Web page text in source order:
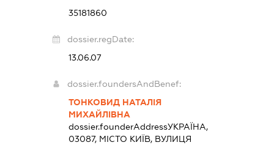
35181860
dossier.regDate:
13.06.07
dossier.foundersAndBenef:
ТОНКОВИД НАТАЛІЯ
МИХАЙЛІВНА
dossier.founderAddressУКРАЇНА,
03087, МІСТО КИЇВ, ВУЛИЦЯ